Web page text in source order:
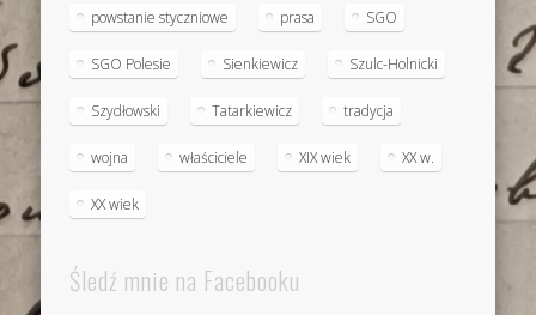
powstanie styczniowe prasa SGO
SGO Polesie Sienkiewicz Szulc-Holnicki
Szydłowski Tatarkiewicz tradycja
wojna właściciele XIX wiek XX w.
XX wiek
Śledź mnie na Facebooku